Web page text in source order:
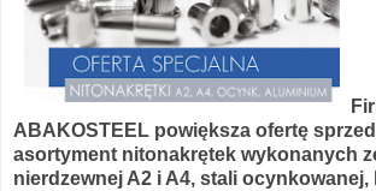
ABAKOSTEEL powiększa ofertę
asortyment nitonakrętek wykonanych
nierdzewnej A2 i A4, stali